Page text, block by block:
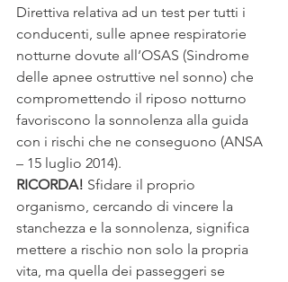
Direttiva relativa ad un test per tutti i
conducenti, sulle apnee respiratorie
notturne dovute all’OSAS (Sindrome
delle apnee ostruttive nel sonno) che
compromettendo il riposo notturno
favoriscono la sonnolenza alla guida
con i rischi che ne conseguono (ANSA
– 15 luglio 2014).
RICORDA! Sfidare il proprio
organismo, cercando di vincere la
stanchezza e la sonnolenza, significa
mettere a rischio non solo la propria
vita, ma quella dei passeggeri se